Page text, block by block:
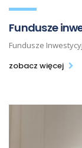
Fundusze
Fundusze
zobacz więcej